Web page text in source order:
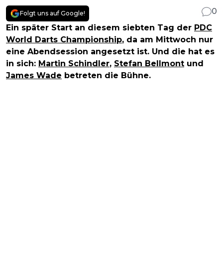
Folgt uns auf Google!
0
Ein später Start an diesem siebten Tag der PDC
World Darts Championship, da am Mittwoch nur
eine Abendsession angesetzt ist. Und die hat es
in sich: Martin Schindler, Stefan Bellmont und
James Wade betreten die Bühne.